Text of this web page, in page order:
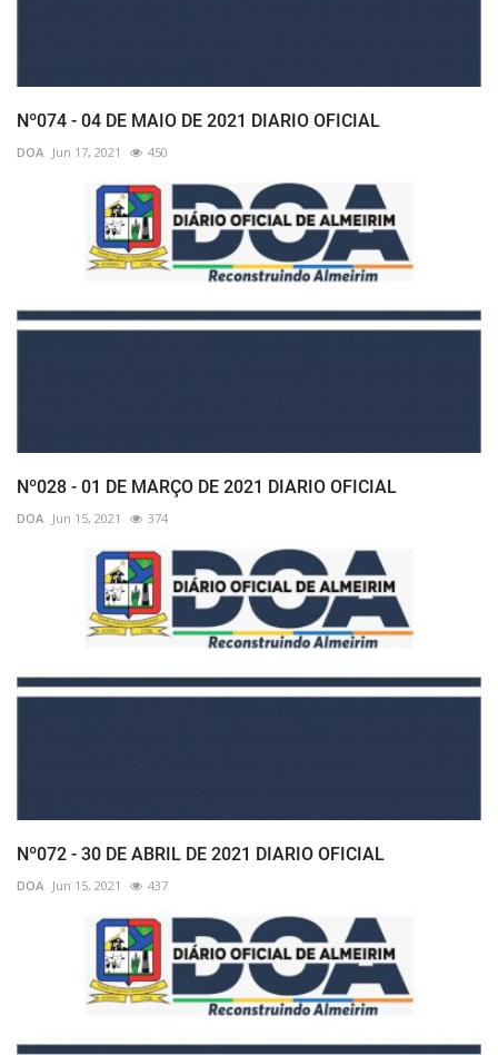
Nº074 - 04 DE MAIO DE 2021 DIARIO OFICIAL
DOA Jun 17, 2021 450
Nº028 - 01 DE MARÇO DE 2021 DIARIO OFICIAL
DOA Jun 15, 2021 374
Nº072 - 30 DE ABRIL DE 2021 DIARIO OFICIAL
DOA Jun 15, 2021 437